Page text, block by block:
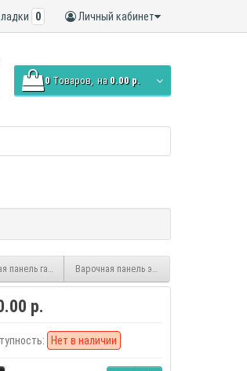
Личный кабинет
0
0 Tоваров, на 0.00 р.
панель газовая FERRE KA020 WHВарочная панель электрическая FERRE
р.
Нет в наличии